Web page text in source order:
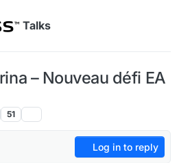
Talks
– Nouveau défi EA
51
Log in to reply